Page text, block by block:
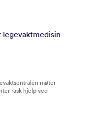
legevaktmedisin
møter
rask hjelp ved